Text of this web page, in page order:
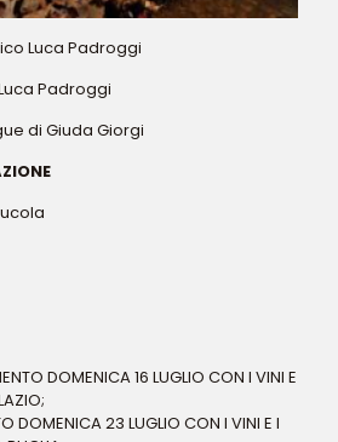
Luca Padroggi
Padroggi
di Giuda Giorgi
DOMENICA 16 LUGLIO CON I VINI E
DOMENICA 23 LUGLIO CON I VINI E I